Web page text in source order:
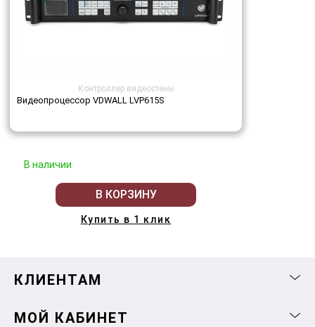
Контроллер видеостены
Видеопроцессор VDWALL LVP615S
В наличии
В КОРЗИНУ
Купить в 1 клик
КЛИЕНТАМ
МОЙ КАБИНЕТ